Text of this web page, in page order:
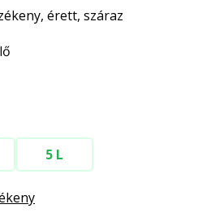
érett, száraz
5 L